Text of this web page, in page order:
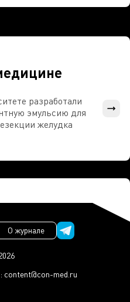
разработали
эмульсию для
желудка
content@con-med.ru
О журнале